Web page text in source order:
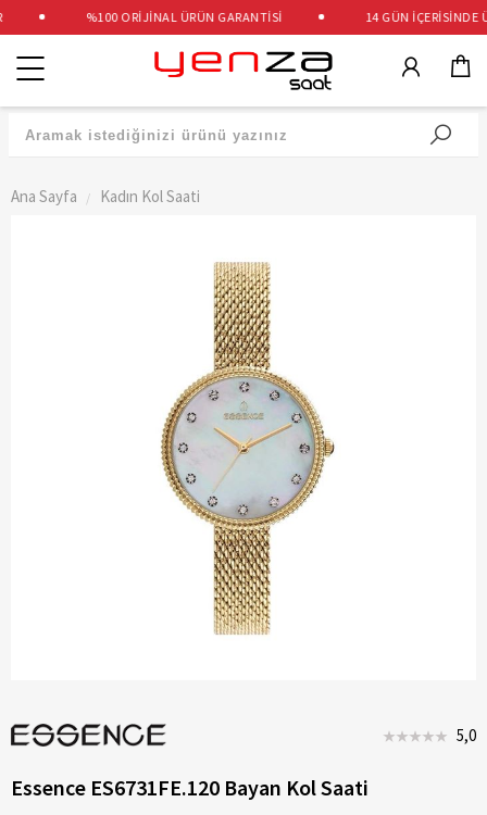
%100 ORİJİNAL ÜRÜN GARANTİSİ 14 GÜN İÇERİSİNDE
Kategoriler
Ana Sayfa Kadın Kol Saati
5,0
Essence ES6731FE.120 Bayan Kol Saati